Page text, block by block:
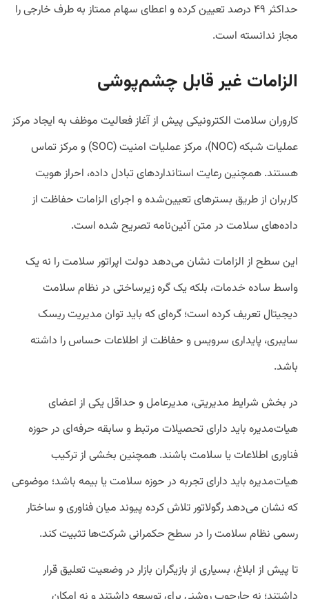
حداکثر ۴۹ درصد تعیین کرده و اعطای سهام ممتاز به طرف خارجی را
مجاز ندانسته است.
الزامات غیر قابل چشم‌پوشی
کاروران سلامت الکترونیکی پیش از آغاز فعالیت موظف به ایجاد مرکز
عملیات شبکه (NOC)، مرکز عملیات امنیت (SOC) و مرکز تماس
هستند. همچنین رعایت استانداردهای تبادل داده، احراز هویت
کاربران از طریق بسترهای تعیین‌شده و اجرای الزامات حفاظت از
داده‌های سلامت در متن آئین‌نامه تصریح شده است.
این سطح از الزامات نشان می‌دهد دولت اپراتور سلامت را نه یک
واسط ساده خدمات، بلکه یک گره زیرساختی در نظام سلامت
دیجیتال تعریف کرده است؛ گره‌ای که باید توان مدیریت ریسک
سایبری، پایداری سرویس و حفاظت از اطلاعات حساس را داشته
باشد.
در بخش شرایط مدیریتی، مدیرعامل و حداقل یکی از اعضای
هیات‌مدیره باید دارای تحصیلات مرتبط و سابقه حرفه‌ای در حوزه
فناوری اطلاعات یا سلامت باشند. همچنین بخشی از ترکیب
هیات‌مدیره باید دارای تجربه در حوزه سلامت یا بیمه باشد؛ موضوعی
که نشان می‌دهد رگولاتور تلاش کرده پیوند میان فناوری و ساختار
رسمی نظام سلامت را در سطح حکمرانی شرکت‌ها تثبیت کند.
تا پیش از ابلاغ، بسیاری از بازیگران بازار در وضعیت تعلیق قرار